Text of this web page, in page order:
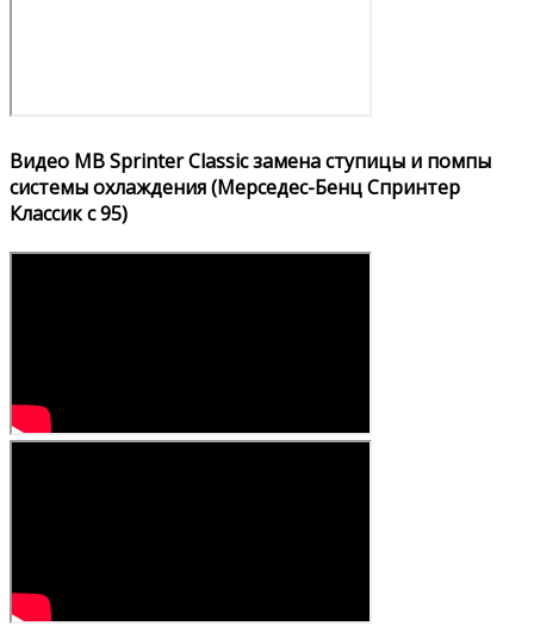
Видео MB Sprinter Classic замена ступицы и помпы
системы охлаждения (Мерседес-Бенц Спринтер
Классик с 95)